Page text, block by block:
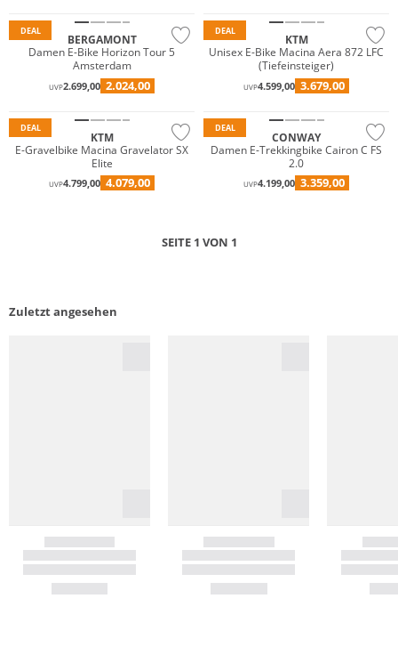
DEAL
BERGAMONT
Damen E-Bike Horizon Tour 5
Amsterdam
UVP2.699,00 2.024,00
DEAL
KTM
Unisex E-Bike Macina Aera 872 LFC
(Tiefeinsteiger)
UVP4.599,00 3.679,00
DEAL
KTM
E-Gravelbike Macina Gravelator SX
Elite
UVP4.799,00 4.079,00
DEAL
CONWAY
Damen E-Trekkingbike Cairon C FS
2.0
UVP4.199,00 3.359,00
SEITE 1 VON 1
Zuletzt angesehen